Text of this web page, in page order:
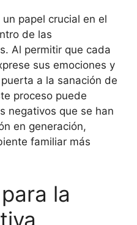
papel crucial en el
de las
Al permitir que cada
sus emociones y
a la sanación de
proceso puede
negativos que se han
en generación,
familiar más
la